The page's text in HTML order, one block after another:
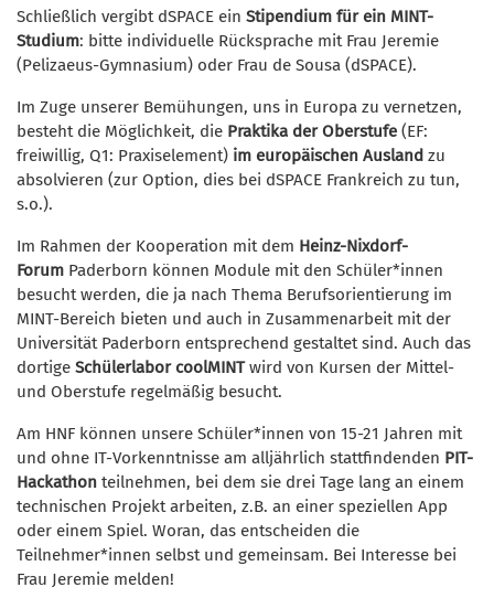
Schließlich vergibt dSPACE ein Stipendium für ein MINT-
Studium: bitte individuelle Rücksprache mit Frau Jeremie
(Pelizaeus-Gymnasium) oder Frau de Sousa (dSPACE).
Im Zuge unserer Bemühungen, uns in Europa zu vernetzen,
besteht die Möglichkeit, die Praktika der Oberstufe (EF:
freiwillig, Q1: Praxiselement) im europäischen Ausland zu
absolvieren (zur Option, dies bei dSPACE Frankreich zu tun,
s.o.).
Im Rahmen der Kooperation mit dem Heinz-Nixdorf-
Forum Paderborn können Module mit den Schüler*innen
besucht werden, die ja nach Thema Berufsorientierung im
MINT-Bereich bieten und auch in Zusammenarbeit mit der
Universität Paderborn entsprechend gestaltet sind. Auch das
dortige Schülerlabor coolMINTwird von Kursen der Mittel-
und Oberstufe regelmäßig besucht.
Am HNF können unsere Schüler*innen von 15-21 Jahren mit
und ohne IT-Vorkenntnisse am alljährlich stattfindenden PIT-
Hackathon teilnehmen, bei dem sie drei Tage lang an einem
technischen Projekt arbeiten, z.B. an einer speziellen App
oder einem Spiel. Woran, das entscheiden die
Teilnehmer*innen selbst und gemeinsam. Bei Interesse bei
Frau Jeremie melden!